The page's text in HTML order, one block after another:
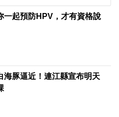
一起預防HPV，才有資格說
海豚逼近！連江縣宣布明天